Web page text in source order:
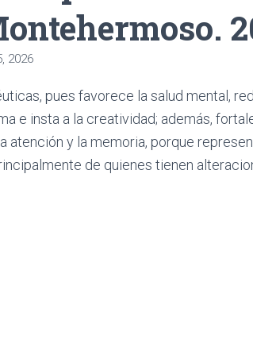
2026
pues favorece la salud mental,
e insta a la creatividad; además,
y la memoria, porque
de quienes tienen